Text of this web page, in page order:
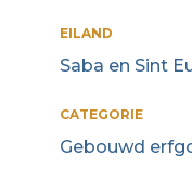
EILAND
Saba en Sint
CATEGORIE
Gebouwd